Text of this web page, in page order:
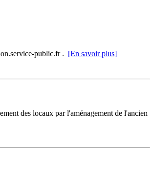
public.fr . [En savoir plus]
des locaux par l'aménagement de l'ancien